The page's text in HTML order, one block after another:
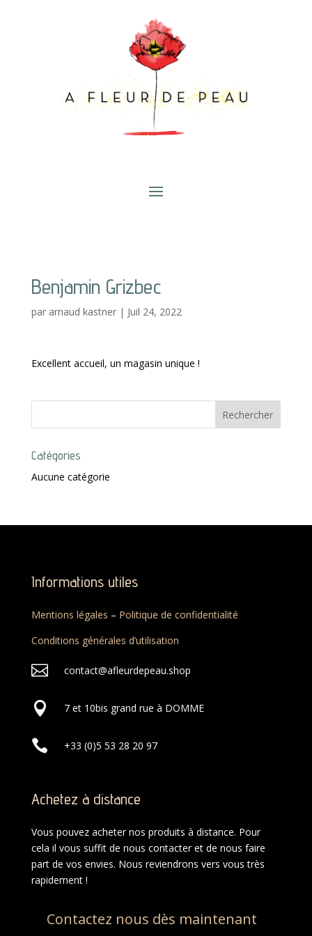
Benjamin Grizbec
par arnaud kastner| Juil 24, 2022
Excellent accueil, un magasin unique !
Catégories
Aucune catégorie
Informations utiles
Mentions légales – Politique de confidentialité
Conditions générales d’utilisation
 contact@afleurdepeau.shop
 7 et 10bis grand rue à DOMME
 +33 (0)5 53 28 20 97
Achetez à distance
Vous pouvez acheter nos produits à distance. Pour
cela il vous suffit de nous contacter et de nous faire
part de vos envies. Nous reviendrons vers vous très
rapidement !
Contactez nous dès maintenant